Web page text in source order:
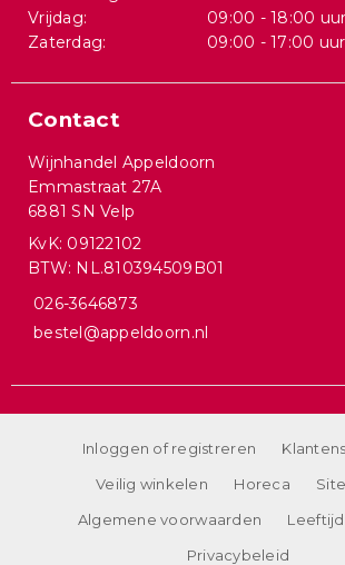
Vrijdag:
09:00 - 18:00 uur
Zaterdag:
09:00 - 17:00 uur
Contact
Wijnhandel Appeldoorn
Emmastraat 27A
6881 SN Velp
KvK: 09122102
BTW: NL.810394509B01
026-3646873
bestel@appeldoorn.nl
Inloggen of registreren
Veilig winkelen
Horeca
Algemene voorwaarden
Privacybeleid